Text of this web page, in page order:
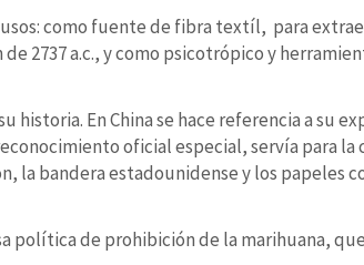
como fuente de fibra textíl, para
2737 a.c., y como psicotrópico y
En China se hace referencia a su
oficial especial, servía para la
la bandera estadounidense y los papeles
política de prohibición de la marihuana,